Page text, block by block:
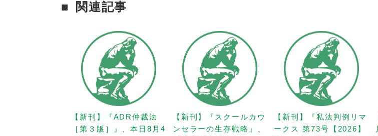
関連記事
【新刊】『ADR仲裁法
［第３版］』、本日8月4
【新刊】『スクールカウ
ンセラーの生存戦略』、
【新刊】『私法判例リマ
ークス 第73号【2026】